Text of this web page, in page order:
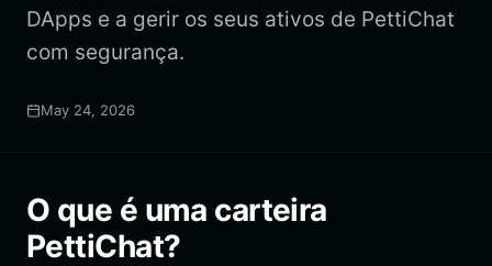
DApps e a gerir os seus ativos de PettiChat
com segurança.
May 24, 2026
O que é uma carteira
PettiChat?